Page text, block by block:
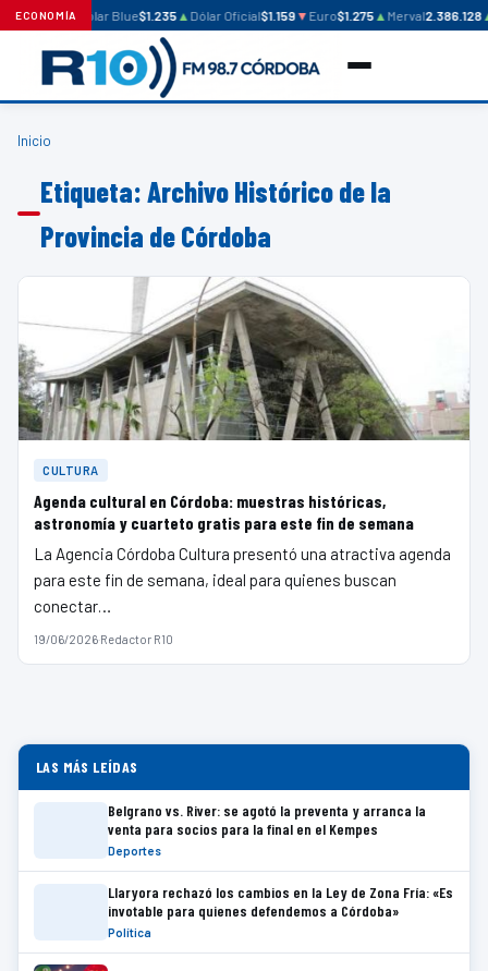
ECONOMÍA Dólar Blue$1.235▲ Dólar Oficial$1.159▼Euro$1.275▲ Merval2.386.128
Inicio
Etiqueta: Archivo Histórico de la
Provincia de Córdoba
CULTURA
Agenda cultural en Córdoba: muestras históricas,
astronomía y cuarteto gratis para este fin de semana
La Agencia Córdoba Cultura presentó una atractiva agenda
para este fin de semana, ideal para quienes buscan
conectar…
19/06/2026·Redactor R10
LAS MÁS LEÍDAS
Belgrano vs. River: se agotó la preventa y arranca la
venta para socios para la final en el Kempes
Deportes
Llaryora rechazó los cambios en la Ley de Zona Fría: «Es
invotable para quienes defendemos a Córdoba»
Política